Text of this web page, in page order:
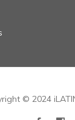
© 2024